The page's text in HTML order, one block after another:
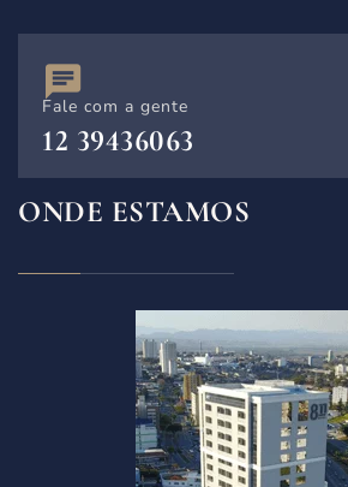
Fale com a gente
12 39436063
ONDE ESTAMOS